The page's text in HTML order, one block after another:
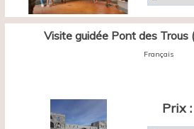
Visite guidée Pont des Trous
Français
Prix :